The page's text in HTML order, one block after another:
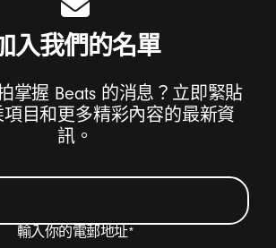
入我們的名單
掌握 Beats 的消息？立即緊貼
目和更多精彩內容的最新資
訊。
輸入你的電郵地址*